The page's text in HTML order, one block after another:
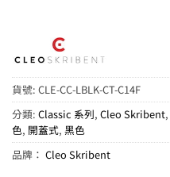
貨號: CLE-CC-LBLK-CT-C14F
分類: Classic 系列, Cleo Skribent,
色, 開蓋式, 黑色
品牌： Cleo Skribent